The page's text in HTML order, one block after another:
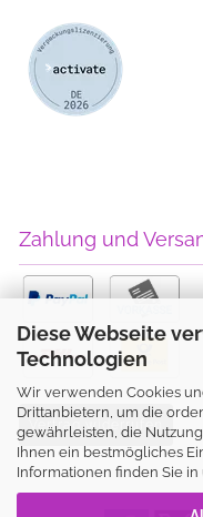
Diese Webseite
Technologien
Wir verwenden Cookies
Drittanbietern, um die
gewährleisten, die
Ihnen ein bestmögliches
Informationen finden Sie in
Zahlung und
Vertrag widerrufen